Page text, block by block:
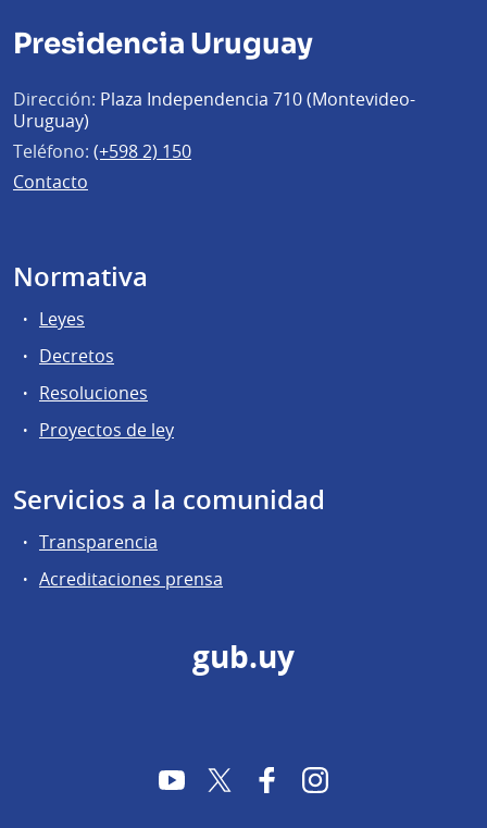
Presidencia Uruguay
Dirección: Plaza Independencia 710 (Montevideo-
Uruguay)
Teléfono: (+598 2) 150
Contacto
Normativa
Leyes
Decretos
Resoluciones
Proyectos de ley
Servicios a la comunidad
Transparencia
Acreditaciones prensa
gub.uy
YouTubeTwitter FacebookInstagram